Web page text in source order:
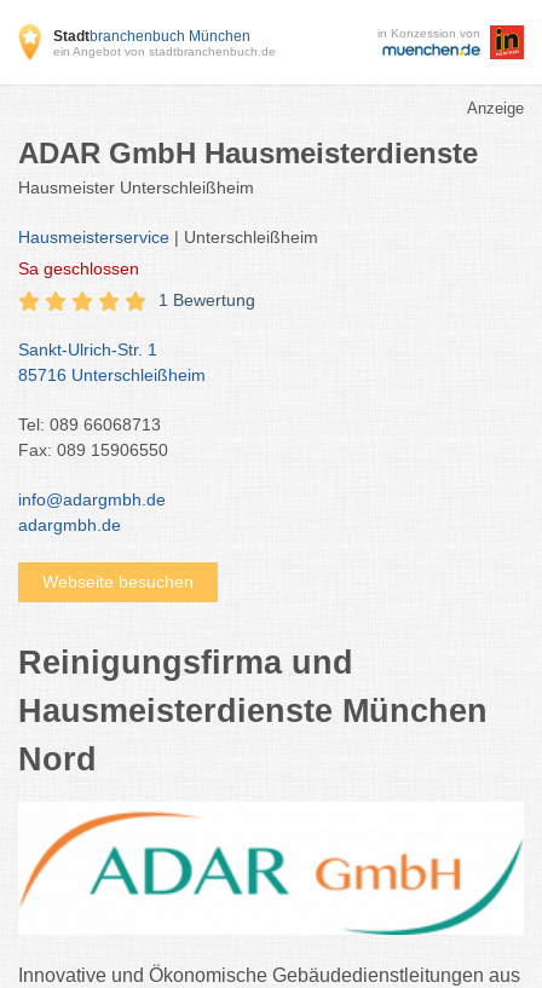
Stadtbranchenbuch München
ein Angebot von stadtbranchenbuch.de
in Konzession von
Anzeige
ADAR GmbH Hausmeisterdienste
Hausmeister Unterschleißheim
Hausmeisterservice | Unterschleißheim
Sa geschlossen
1 Bewertung
Sankt-Ulrich-Str. 1
85716 Unterschleißheim
Tel: 089 66068713
Fax: 089 15906550
info@adargmbh.de
adargmbh.de
Webseite besuchen
Reinigungsfirma und
Hausmeisterdienste München
Nord
Innovative und Ökonomische Gebäudedienstleitungen aus